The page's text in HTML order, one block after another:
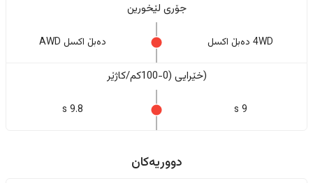
جۆری لێخورین
4WD دەبڵ اکسل دەبڵ اکسل AWD
(خێرایی (0-100کم/کاژێر
9 s
9.8 s
دووریەکان